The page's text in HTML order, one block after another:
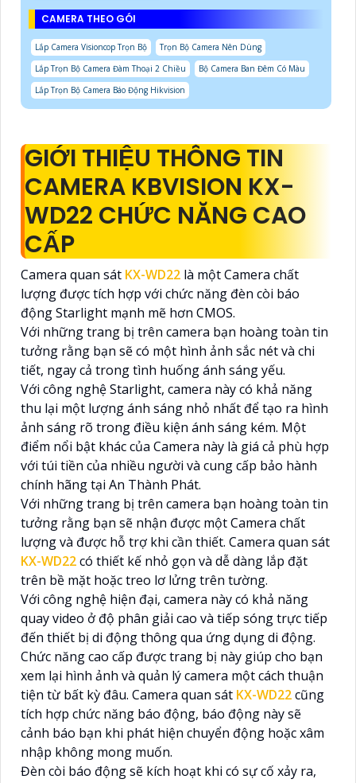
CAMERA THEO GÓI
Lắp Camera Visioncop Trọn Bộ
Trọn Bộ Camera Nên Dùng
Lắp Trọn Bộ Camera Đàm Thoại 2 Chiều
Bộ Camera Ban Đêm Có Màu
Lắp Trọn Bộ Camera Báo Động Hikvision
GIỚI THIỆU THÔNG TIN
CAMERA KBVISION KX-
WD22 CHỨC NĂNG CAO
CẤP
Camera quan sát KX-WD22 là một Camera chất
lượng được tích hợp với chức năng đèn còi báo
động Starlight mạnh mẽ hơn CMOS.
Với những trang bị trên camera bạn hoàng toàn tin
tưởng rằng bạn sẽ có một hình ảnh sắc nét và chi
tiết, ngay cả trong tình huống ánh sáng yếu.
Với công nghệ Starlight, camera này có khả năng
thu lại một lượng ánh sáng nhỏ nhất để tạo ra hình
ảnh sáng rõ trong điều kiện ánh sáng kém. Một
điểm nổi bật khác của Camera này là giá cả phù hợp
với túi tiền của nhiều người và cung cấp bảo hành
chính hãng tại An Thành Phát.
Với những trang bị trên camera bạn hoàng toàn tin
tưởng rằng bạn sẽ nhận được một Camera chất
lượng và được hỗ trợ khi cần thiết. Camera quan sát
KX-WD22có thiết kế nhỏ gọn và dễ dàng lắp đặt
trên bề mặt hoặc treo lơ lửng trên tường.
Với công nghệ hiện đại, camera này có khả năng
quay video ở độ phân giải cao và tiếp sóng trực tiếp
đến thiết bị di động thông qua ứng dụng di động.
Chức năng cao cấp được trang bị này giúp cho bạn
xem lại hình ảnh và quản lý camera một cách thuận
tiện từ bất kỳ đâu. Camera quan sát KX-WD22cũng
tích hợp chức năng báo động, báo động này sẽ
cảnh báo bạn khi phát hiện chuyển động hoặc xâm
nhập không mong muốn.
Đèn còi báo động sẽ kích hoạt khi có sự cố xảy ra,